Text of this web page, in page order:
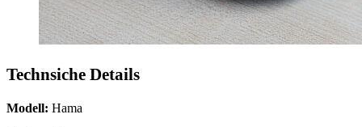
Technsiche Details
Modell: Hama